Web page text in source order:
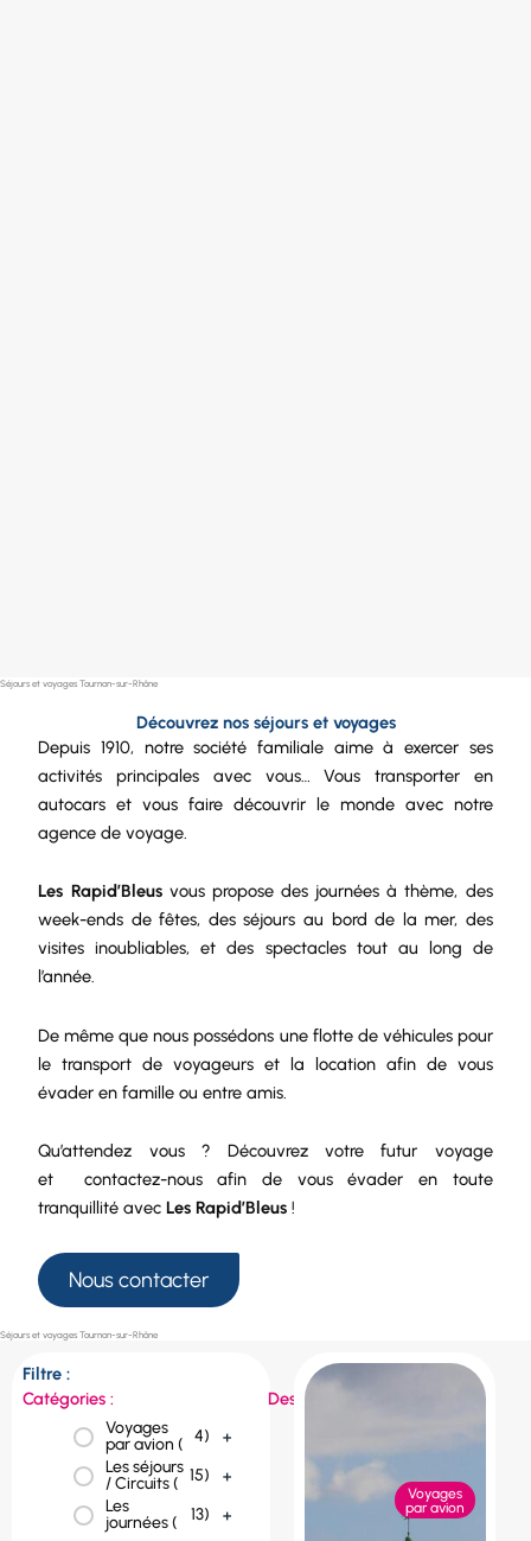
Séjours et voyages Tournon-sur-Rhône
Découvrez nos séjours et voyages
Depuis 1910, notresociété familiale aime à exercer ses
activités principales avec vous… Vous transporter en
autocars et vous faire découvrir le monde avec notre
agence de voyage.
Les Rapid’Bleusvous propose des journées à thème, des
week-ends de fêtes, des séjours au bord de la mer, des
visites inoubliables, et des spectacles tout au long de
l’année.
De même que nous possédons une flotte de véhiculespour
letransport de voyageurs et la locationafin de vous
évader en famille ou entre amis.
Qu’attendez vous ? Découvrez votre futur voyage
et contactez-nousafin de vous évader en toute
tranquillité avecLes Rapid’Bleus !
Nous contacter
Séjours et voyages Tournon-sur-Rhône
Filtre :
Catégories :
Voyages
par avion ( 4)
+
Les séjours
/ Circuits ( 15)
+
Les
journées (
13) +
Destinations :
Portugal (
Pologne (1)
+
Voyages
par avion